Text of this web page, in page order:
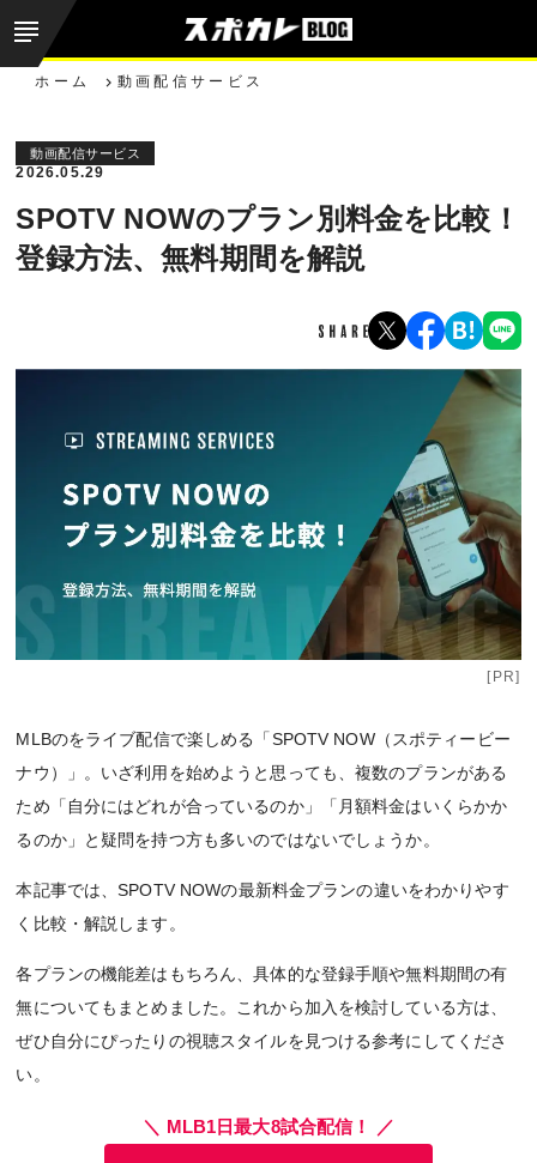
ホーム 動画配信サービス
動画配信サービス
2026.05.29
SPOTV NOWのプラン別料金を比較！
登録方法、無料期間を解説
[PR]
MLBのをライブ配信で楽しめる「SPOTV NOW（スポティービー
ナウ）」。いざ利用を始めようと思っても、複数のプランがある
ため「自分にはどれが合っているのか」「月額料金はいくらかか
るのか」と疑問を持つ方も多いのではないでしょうか。
本記事では、SPOTV NOWの最新料金プランの違いをわかりやす
く比較・解説します。
各プランの機能差はもちろん、具体的な登録手順や無料期間の有
無についてもまとめました。これから加入を検討している方は、
ぜひ自分にぴったりの視聴スタイルを見つける参考にしてくださ
い。
＼ MLB1日最大8試合配信！ ／